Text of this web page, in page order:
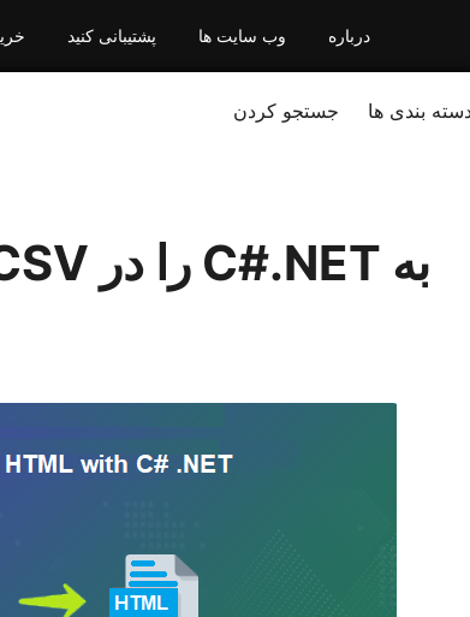
پشتیبانی کنید وب سایت ها درباره
جستجو کردن بندی ها